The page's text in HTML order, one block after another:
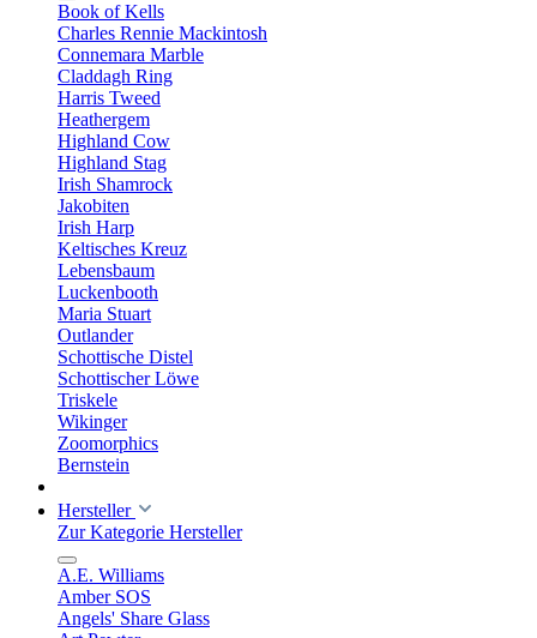
Book of Kells
Charles Rennie Mackintosh
Connemara Marble
Claddagh Ring
Harris Tweed
Heathergem
Highland Cow
Highland Stag
Irish Shamrock
Jakobiten
Irish Harp
Keltisches Kreuz
Lebensbaum
Luckenbooth
Maria Stuart
Outlander
Schottische Distel
Schottischer Löwe
Triskele
Wikinger
Zoomorphics
Bernstein
Hersteller
Zur Kategorie Hersteller
A.E. Williams
Amber SOS
Angels' Share Glass